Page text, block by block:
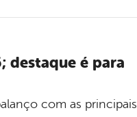
destaque é para
com as principais